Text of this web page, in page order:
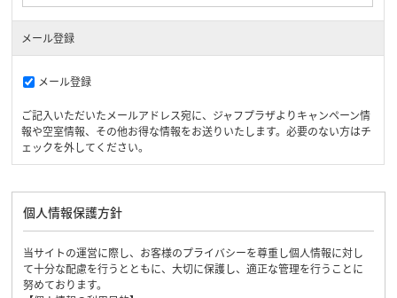
メール登録
メール登録
ご記入いただいたメールアドレス宛に、ジャフプラザよりキャンペーン情
報や空室情報、その他お得な情報をお送りいたします。必要のない方はチ
ェックを外してください。
個人情報保護方針
当サイトの運営に際し、お客様のプライバシーを尊重し個人情報に対し
て十分な配慮を行うとともに、大切に保護し、適正な管理を行うことに
努めております。